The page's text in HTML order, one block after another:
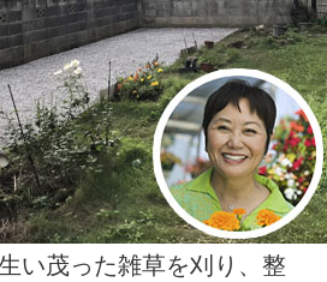
い茂った雑草を刈り、整